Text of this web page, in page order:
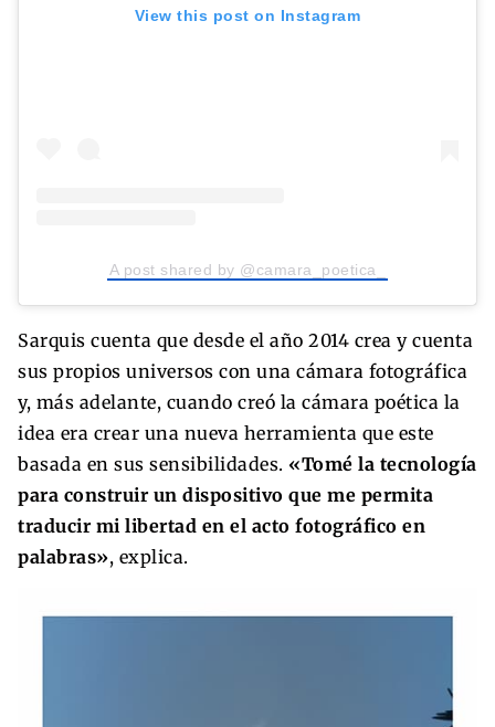
View this post on Instagram
A post shared by @camara_poetica_
Sarquis cuenta que desde el año 2014 crea y cuenta
sus propios universos con una cámara fotográfica
y, más adelante, cuando creó la cámara poética la
idea era crear una nueva herramienta que este
basada en sus sensibilidades. «Tomé la tecnología
para construir un dispositivo que me permita
traducir mi libertad en el acto fotográfico en
palabras», explica.